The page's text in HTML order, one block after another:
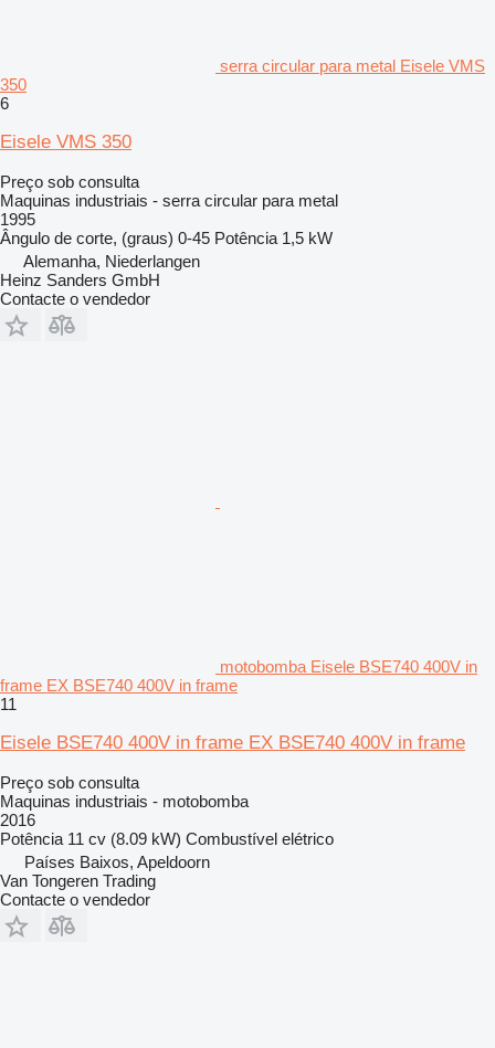
serra circular para metal Eisele VMS
350
6
Eisele VMS 350
Preço sob consulta
Maquinas industriais - serra circular para metal
1995
Ângulo de corte, (graus) 0-45 Potência 1,5 kW
Alemanha, Niederlangen
Heinz Sanders GmbH
Contacte o vendedor
motobomba Eisele BSE740 400V in
frame EX BSE740 400V in frame
11
Eisele BSE740 400V in frame EX BSE740 400V in frame
Preço sob consulta
Maquinas industriais - motobomba
2016
Potência 11 cv (8.09 kW) Combustível elétrico
Países Baixos, Apeldoorn
Van Tongeren Trading
Contacte o vendedor